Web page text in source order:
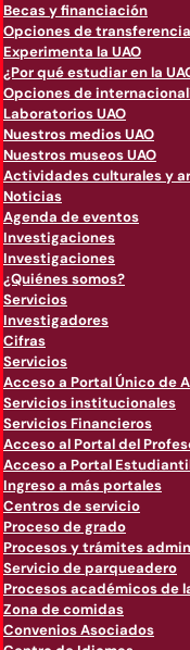
Becas y financiación
Opciones de
Experimenta la UAO
¿Por qué estudiar en la
Opciones de
Laboratorios UAO
Nuestros medios UAO
Nuestros museos UAO
Actividades culturales y
Noticias
Agenda de eventos
Investigaciones
Investigaciones
¿Quiénes somos?
Servicios
Investigadores
Cifras
Servicios
Acceso a Portal Único de
Servicios institucionales
Servicios Financieros
Acceso al Portal del
Acceso a Portal
Ingreso a más portales
Centros de servicio
Proceso de grado
Procesos y trámites
Servicio de parqueadero
Procesos académicos de
Zona de comidas
Convenios Asociados